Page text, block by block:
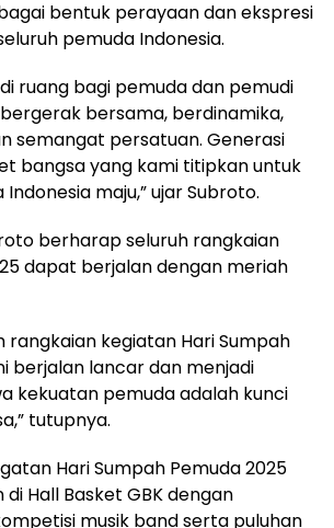
bentuk perayaan dan ekspresi
pemuda Indonesia.
ruang bagi pemuda dan pemudi
bersama, berdinamika,
semangat persatuan. Generasi
bangsa yang kami titipkan untuk
maju,” ujar Subroto.
berharap seluruh rangkaian
dapat berjalan dengan meriah
rangkaian kegiatan Hari Sumpah
berjalan lancar dan menjadi
kekuatan pemuda adalah kunci
tutupnya.
Hari Sumpah Pemuda 2025
Hall Basket GBK dengan
musik band serta puluhan